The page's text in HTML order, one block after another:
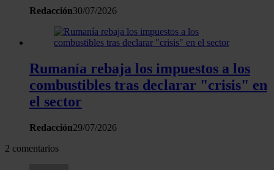
Redacción30/07/2026
Rumanía rebaja los impuestos a los
combustibles tras declarar "crisis" en
el sector
Redacción29/07/2026
2 comentarios